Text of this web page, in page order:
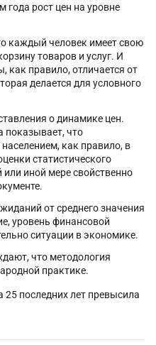
года рост цен на уровне
каждый человек имеет свою
товаров и услуг. И
как правило, отличается от
делается для условного
о динамике цен.
показывает, что
как правило, в
статистического
иной мере свойственно
от среднего значения
уровень финансовой
ситуации в экономике.
что методология
практике.
25 последних лет превысила